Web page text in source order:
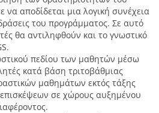
αποδίδεται μια λογική συνέχεια
του προγράμματος. Σε αυτό
θα αντιληφθούν και το γνωστικό
πεδίου των μαθητών μέσω
κατά βάση τριτοβάθμιας
μαθημάτων εκτός τάξης
επισκέψεων σε χώρους αυξημένου